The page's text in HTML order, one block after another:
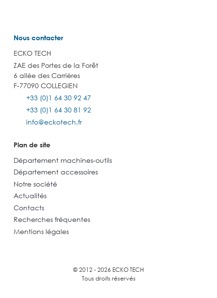
Nous contacter
ECKO TECH
ZAE des Portes de la Forêt
6 allée des Carrières
F-77090 COLLEGIEN
+33 (0)1 64 30 92 47
+33 (0)1 64 30 81 92
info@eckotech.fr
Plan de site
Département machines-outils
Département accessoires
Notre société
Actualités
Contacts
Recherches fréquentes
Mentions légales
© 2012 - 2026 ECKO TECH
Tous droits réservés